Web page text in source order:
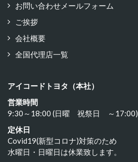
お問い合わせメールフォーム
ご挨拶
会社概要
全国代理店一覧
アイコードトヨタ（本社）
営業時間
9:30～18:00 (日曜 祝祭日 ～17:00)
定休日
Covid19(新型コロナ)対策のため
水曜日・日曜日は休業致します。